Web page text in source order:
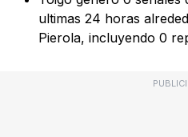
ultimas 24 horas
Pierola, incluyendo 0